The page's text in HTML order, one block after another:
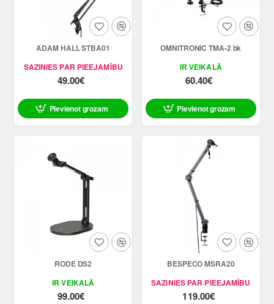
SAZINIES PAR PIEEJAMĪBU
ADAM HALL STBA01
49.00€
Pievienot grozam
IR VEIKALĀ
OMNITRONIC TMA-2 bk
60.40€
Pievienot grozam
IR VEIKALĀ
RODE DS2
99.00€
SAZINIES PAR PIEEJAMĪBU
BESPECO MSRA20
119.00€